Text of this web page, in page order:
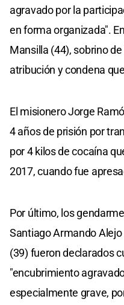
agravado por la
en forma organizada".
Mansilla (44), sobrino
atribución y condena
El misionero Jorge
4 años de prisión por
por 4 kilos de cocaína
2017, cuando fue
Por último, los
Santiago Armando
(39) fueron declarados
"encubrimiento
especialmente grave,